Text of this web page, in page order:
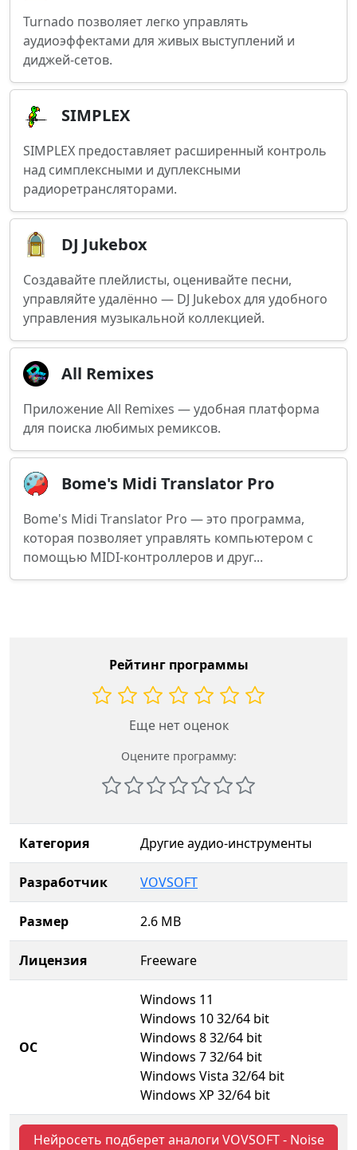
Turnado позволяет легко управлять
аудиоэффектами для живых выступлений и
диджей-сетов.
SIMPLEX
SIMPLEX предоставляет расширенный контроль
над симплексными и дуплексными
радиоретрансляторами.
DJ Jukebox
Создавайте плейлисты, оценивайте песни,
управляйте удалённо — DJ Jukebox для удобного
управления музыкальной коллекцией.
All Remixes
Приложение All Remixes — удобная платформа
для поиска любимых ремиксов.
Bome's Midi Translator Pro
Bome's Midi Translator Pro — это программа,
которая позволяет управлять компьютером с
помощью MIDI-контроллеров и друг...
Рейтинг программы
Еще нет оценок
Оцените программу:
Категория Другие аудио-инструменты
Разработчик VOVSOFT
Размер 2.6 MB
Лицензия Freeware
ОС
Windows 11
Windows 10 32/64 bit
Windows 8 32/64 bit
Windows 7 32/64 bit
Windows Vista 32/64 bit
Windows XP 32/64 bit
Нейросеть подберет аналоги VOVSOFT - Noise